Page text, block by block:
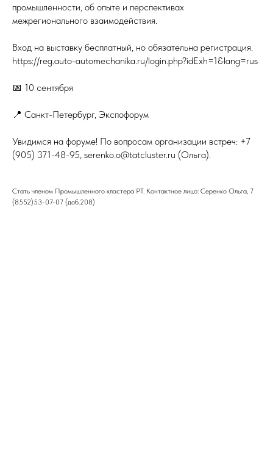
промышленности, об опыте и перспективах
межрегионального взаимодействия.
Вход на выставку бесплатный, но обязательна регистрация.
https://reg.auto-automechanika.ru/login.php?idExh=1&lang=rus
📅 10 сентября
📍 Санкт-Петербург, Экспофорум
Увидимся на форуме! По вопросам организации встреч: +7
(905) 371-48-95, serenko.o@tatcluster.ru (Ольга).
Стать членом Промышленного кластера РТ. Контактное лицо: Серенко Ольга, 7
(8552)53-07-07 (доб.208)